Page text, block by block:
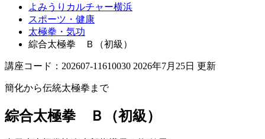
よみうりカルチャー横浜
スポーツ・健康
太極拳・気功
綜合太極拳 Ｂ（初級）
講座コード：202607-11610030 2026年7月25日 更新
簡化から伝統太極拳まで
綜合太極拳 Ｂ（初級）